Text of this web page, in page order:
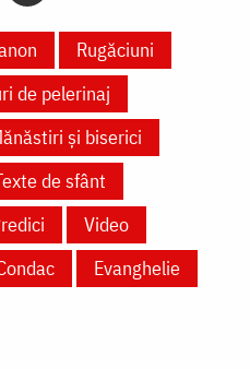
Rugăciuni
de pelerinaj
și biserici
de sfânt
Video
Evanghelie